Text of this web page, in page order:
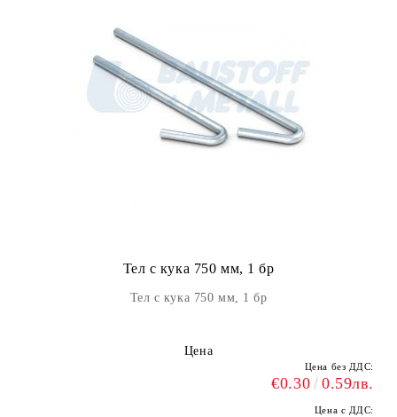
Тел с кука 750 мм, 1 бр
Тел с кука 750 мм, 1 бр
Цена
Цена без ДДС:
€0.30 0.59лв.
Цена с ДДС: